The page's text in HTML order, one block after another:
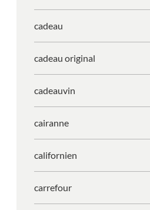
cadeau
cadeau original
cadeauvin
cairanne
californien
carrefour